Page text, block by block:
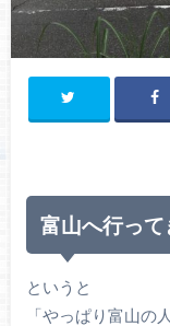
富山へ行って
というと
「やっぱり富山の